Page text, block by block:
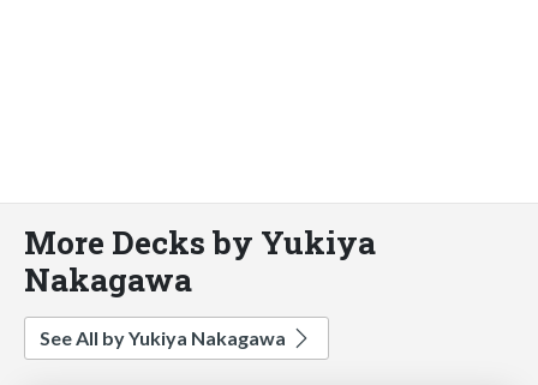
More Decks by Yukiya
Nakagawa
See All by Yukiya Nakagawa